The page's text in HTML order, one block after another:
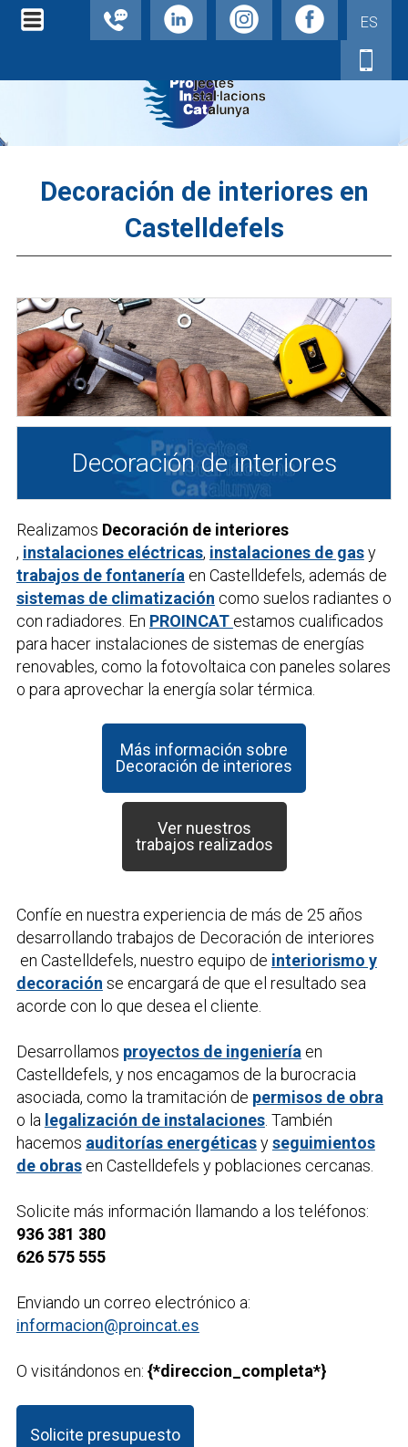
ES
Decoración de interiores en
Castelldefels
Decoración de interiores
Realizamos Decoración de interiores
, instalaciones eléctricas, instalaciones de gasy
trabajos de fontanería en Castelldefels, además de
sistemas de climatización como suelos radiantes o
con radiadores. En PROINCAT estamos cualificados
para hacer instalaciones de sistemas de energías
renovables, como la fotovoltaica con paneles solares
o para aprovechar la energía solar térmica.
Más información sobre
Decoración de interiores
Ver nuestros
trabajos realizados
Confíe en nuestra experiencia de más de 25 años
desarrollando trabajos de Decoración de interiores
en Castelldefels, nuestro equipo de interiorismo y
decoración se encargará de que el resultado sea
acorde con lo que desea el cliente.
Desarrollamos proyectos de ingeniería en
Castelldefels, y nos encagamos de la burocracia
asociada, como la tramitación de permisos de obra
o la legalización de instalaciones. También
hacemos auditorías energéticasyseguimientos
de obrasen Castelldefels y poblaciones cercanas.
Solicite más información llamando a los teléfonos:
936 381 380
626 575 555
Enviando un correo electrónico a:
informacion@proincat.es
O visitándonos en: {*direccion_completa*}
Solicite presupuesto